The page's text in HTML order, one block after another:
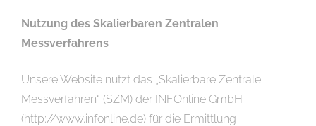
Nutzung des Skalierbaren Zentralen
Messverfahrens
Unsere Website nutzt das „Skalierbare Zentrale
Messverfahren“ (SZM) der INFOnline GmbH
(http://www.infonline.de) für die Ermittlung